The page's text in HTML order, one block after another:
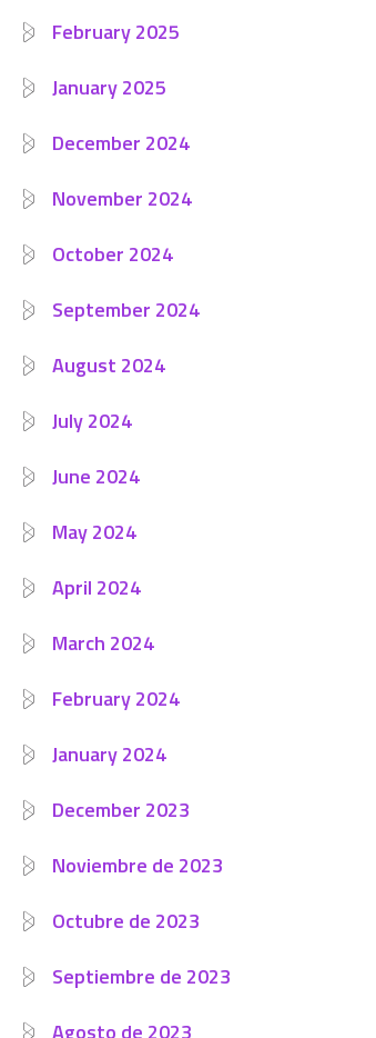
February 2025
January 2025
December 2024
November 2024
October 2024
September 2024
August 2024
July 2024
June 2024
May 2024
April 2024
March 2024
February 2024
January 2024
December 2023
Noviembre de 2023
Octubre de 2023
Septiembre de 2023
Agosto de 2023